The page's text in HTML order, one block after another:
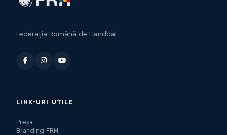
Federația Română de Handbal
LINK-URI UTILE
Presa
Branding FRH